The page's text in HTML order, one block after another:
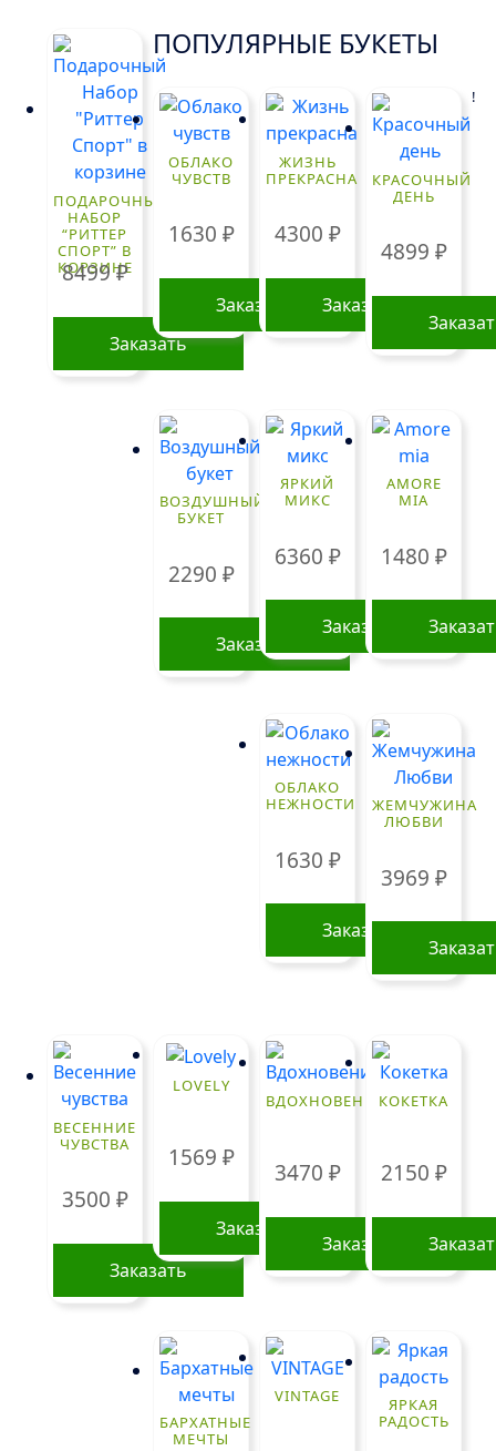
ПОДАРОЧНЫЙ
НАБОР
“РИТТЕР
СПОРТ” В
КОРЗИНЕ
8499₽
Заказать
ПОПУЛЯРНЫЕ БУКЕТЫ
ОБЛАКО
ЧУВСТВ
1630 ₽
Заказать
ЖИЗНЬ
ПРЕКРАСНА
4300 ₽
Заказать
КРАСОЧНЫЙ
ДЕНЬ
4899 ₽
ВОЗДУШНЫЙ
БУКЕТ
2290 ₽
Заказать
ЯРКИЙ
МИКС
6360 ₽
Заказать
AMORE
MIA
1480 ₽
ОБЛАКО
НЕЖНОСТИ
1630 ₽
Заказать
ЖЕМЧУЖИНА
ЛЮБВИ
3969 ₽
ВЕСЕННИЕ
ЧУВСТВА
3500 ₽
Заказать
LOVELY
1569 ₽
Заказать
ВДОХНОВЕНИЕ
3470 ₽
Заказать
КОКЕТКА
2150 ₽
БАРХАТНЫЕ
МЕЧТЫ
VINTAGE
ЯРКАЯ
РАДОСТЬ
!